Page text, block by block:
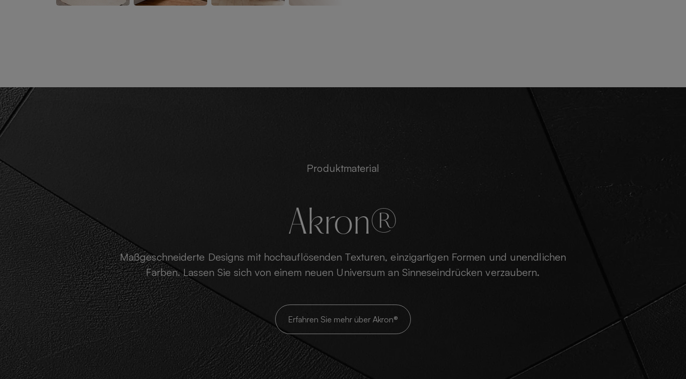
Produktmaterial
Akron®
Maßgeschneiderte Designs mit hochauflösenden Texturen, einzigartigen Formen und unendlichen
Farben. Lassen Sie sich von einem neuen Universum an Sinneseindrücken verzaubern.
Erfahren Sie mehr über Akron®